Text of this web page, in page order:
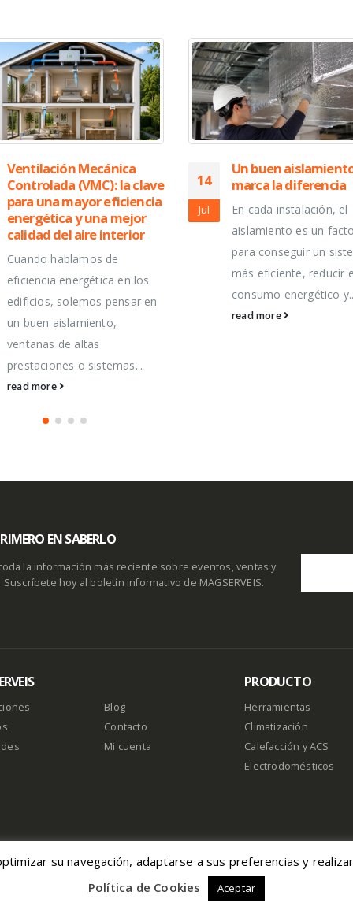
Un buen aislamiento
marca la diferencia
En cada instalación, el
aislamiento es un factor clave
para conseguir un sistema
más eficiente, reducir el
consumo energético y...
read more
07
Jul
Gran jornada en la
de Barcelona junto a
nuestros clientes
y el Mundial
agradecer a todos los
acompañaron en el
EN SABERLO
la información más reciente sobre eventos, ventas y
hoy al boletín informativo de MAGSERVEIS.
Blog
Contacto
Mi cuenta
PRODUCTO
Herramientas
Climatización
Calefacción y ACS
Electrodomésticos
|Política de Cookies | Normativa Reserva de Pedidos
su navegación, adaptarse a sus preferencias y
Política de Cookies
Aceptar